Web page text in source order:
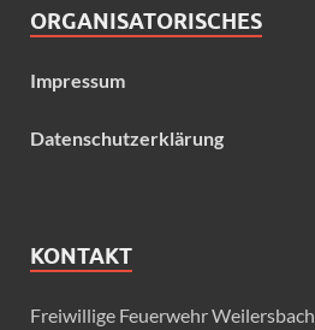
ORGANISATORISCHES
Impressum
Datenschutzerklärung
KONTAKT
Freiwillige Feuerwehr Weilersbach